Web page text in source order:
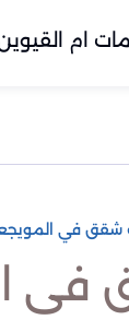
ام
شقق في
في